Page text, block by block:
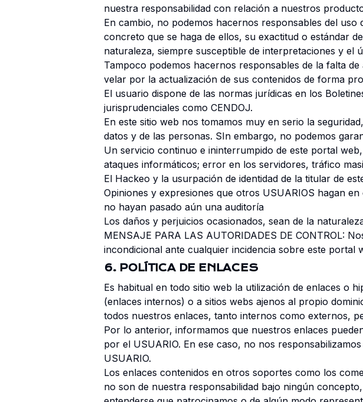
nuestra responsabilidad con relación a nuestros
En cambio, no podemos hacernos responsables del
concreto que se haga de ellos, su exactitud o estándar
naturaleza, siempre susceptible de interpretaciones y el
Tampoco podemos hacernos responsables de la falta
velar por la actualización de sus contenidos de forma
El usuario dispone de las normas jurídicas en los
jurisprudenciales como CENDOJ.
En este sitio web nos tomamos muy en serio la
datos y de las personas. SIn embargo, no podemos
Un servicio continuo e ininterrumpido de este portal
ataques informáticos; error en los servidores, tráfico
El Hackeo y la usurpación de identidad de la titular de
Opiniones y expresiones que otros USUARIOS hagan
no hayan pasado aún una auditoría
Los daños y perjuicios ocasionados, sean de la
MENSAJE PARA LAS AUTORIDADES DE CONTROL:
incondicional ante cualquier incidencia sobre este portal
6. POLÍTICA DE ENLACES
Es habitual en todo sitio web la utilización de enlaces o
(enlaces internos) o a sitios webs ajenos al propio
todos nuestros enlaces, tanto internos como externos,
Por lo anterior, informamos que nuestros enlaces
por el USUARIO. En ese caso, no nos
USUARIO.
Los enlaces contenidos en otros soportes como los
no son de nuestra responsabilidad bajo ningún